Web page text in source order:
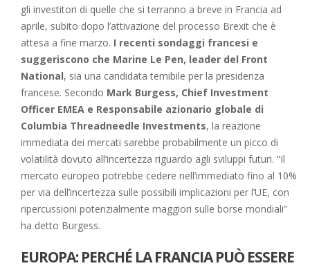
gli investitori di quelle che si terranno a breve in Francia ad
aprile, subito dopo l’attivazione del processo Brexit che è
attesa a fine marzo. I recenti sondaggi francesi e
suggeriscono che Marine Le Pen, leader del Front
National, sia una candidata temibile per la presidenza
francese. Secondo Mark Burgess, Chief Investment
Officer EMEA e Responsabile azionario globale di
Columbia Threadneedle Investments, la reazione
immediata dei mercati sarebbe probabilmente un picco di
volatilità dovuto all’incertezza riguardo agli sviluppi futuri. “Il
mercato europeo potrebbe cedere nell’immediato fino al 10%
per via dell’incertezza sulle possibili implicazioni per l’UE, con
ripercussioni potenzialmente maggiori sulle borse mondiali”
ha detto Burgess.
EUROPA: PERCHÉ LA FRANCIA PUÒ ESSERE